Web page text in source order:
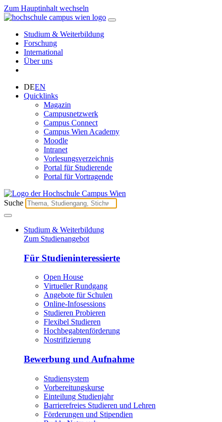
Zum Hauptinhalt wechseln
Studium & Weiterbildung
Forschung
International
Über uns
DEEN
Quicklinks
Magazin
Campusnetzwerk
Campus Connect
Campus Wien Academy
Moodle
Intranet
Vorlesungsverzeichnis
Portal für Studierende
Portal für Vortragende
Suche
Studium & Weiterbildung
Zum Studienangebot
Für Studieninteressierte
Open House
Virtueller Rundgang
Angebote für Schulen
Online-Infosessions
Studieren Probieren
Flexibel Studieren
Hochbegabtenförderung
Nostrifizierung
Bewerbung und Aufnahme
Studiensystem
Vorbereitungskurse
Einteilung Studienjahr
Barrierefreies Studieren und Lehren
Förderungen und Stipendien